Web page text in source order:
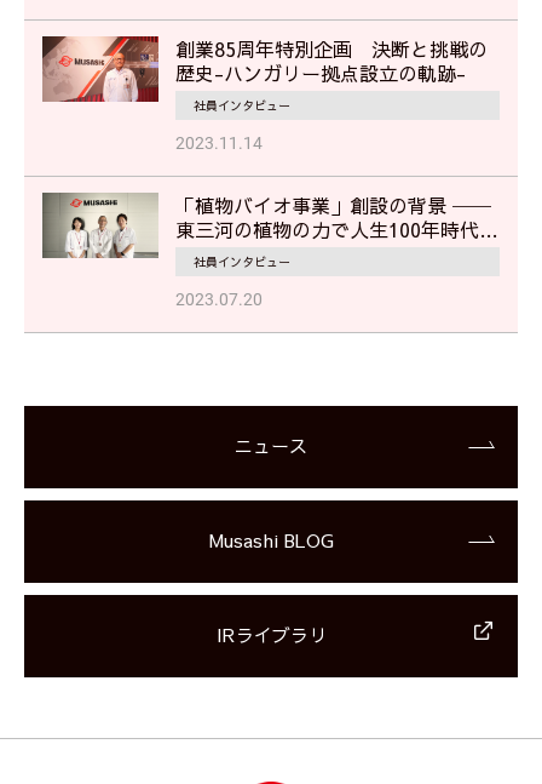
創業85周年特別企画 決断と挑戦の
歴史-ハンガリー拠点設立の軌跡-
社員インタビュー
2023.11.14
「植物バイオ事業」創設の背景 ──
東三河の植物の力で人生100年時代を
美しく、健やかに
社員インタビュー
2023.07.20
ニュース
Musashi BLOG
IRライブラリ